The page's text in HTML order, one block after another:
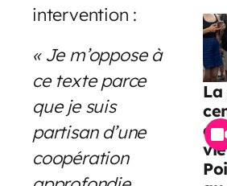
intervention :
« Je m’oppose à
ce texte parce
que je suis
partisan d’une
coopération